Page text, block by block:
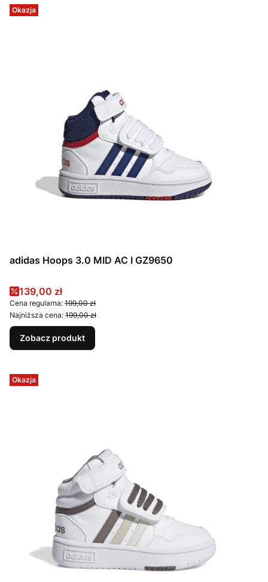
Okazja
adidas Hoops 3.0 MID AC I GZ9650
Cena promocyjna
139,00 zł
Cena regularna: 199,00 zł
Najniższa cena: 199,00 zł
Zobacz produkt
Okazja